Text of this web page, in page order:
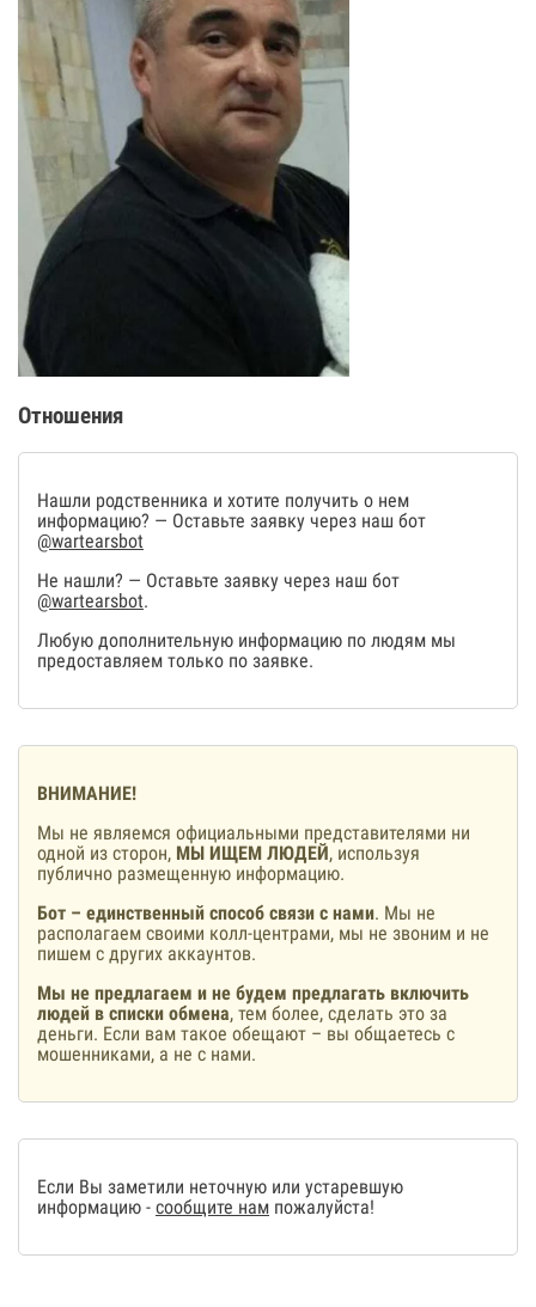
Отношения
Нашли родственника и хотите получить о нем
информацию? — Оставьте заявку через наш бот
@wartearsbot
Не нашли? — Оставьте заявку через наш бот
@wartearsbot.
Любую дополнительную информацию по людям мы
предоставляем только по заявке.
ВНИМАНИЕ!
Мы не являемся официальными представителями ни
одной из сторон, МЫ ИЩЕМ ЛЮДЕЙ, используя
публично размещенную информацию.
Бот – единственный способ связи с нами. Мы не
располагаем своими колл-центрами, мы не звоним и не
пишем с других аккаунтов.
Мы не предлагаем и не будем предлагать включить
людей в списки обмена, тем более, сделать это за
деньги. Если вам такое обещают – вы общаетесь с
мошенниками, а не с нами.
Если Вы заметили неточную или устаревшую
информацию - сообщите нам пожалуйста!